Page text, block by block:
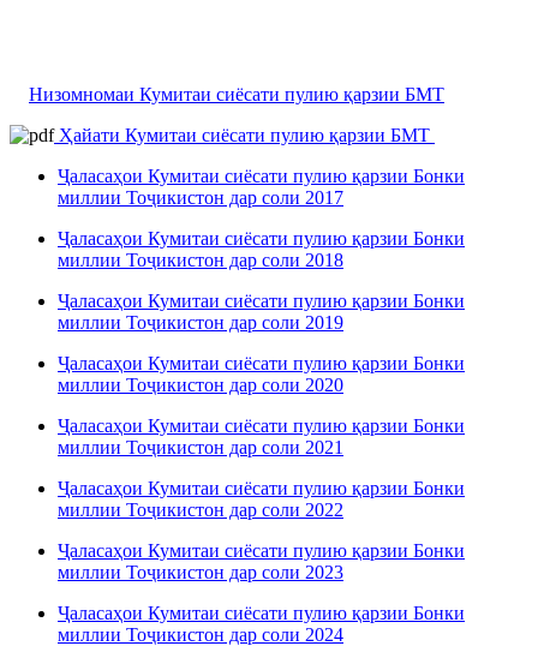
Низомномаи Кумитаи сиёсати пулию қарзии БМТ
Ҳайати Кумитаи сиёсати пулию қарзии БМТ
Ҷаласаҳои Кумитаи сиёсати пулию қарзии Бонки
миллии Тоҷикистон дар соли 2017
Ҷаласаҳои Кумитаи сиёсати пулию қарзии Бонки
миллии Тоҷикистон дар соли 2018
Ҷаласаҳои Кумитаи сиёсати пулию қарзии Бонки
миллии Тоҷикистон дар соли 2019
Ҷаласаҳои Кумитаи сиёсати пулию қарзии Бонки
миллии Тоҷикистон дар соли 2020
Ҷаласаҳои Кумитаи сиёсати пулию қарзии Бонки
миллии Тоҷикистон дар соли 2021
Ҷаласаҳои Кумитаи сиёсати пулию қарзии Бонки
миллии Тоҷикистон дар соли 2022
Ҷаласаҳои Кумитаи сиёсати пулию қарзии Бонки
миллии Тоҷикистон дар соли 2023
Ҷаласаҳои Кумитаи сиёсати пулию қарзии Бонки
миллии Тоҷикистон дар соли 2024